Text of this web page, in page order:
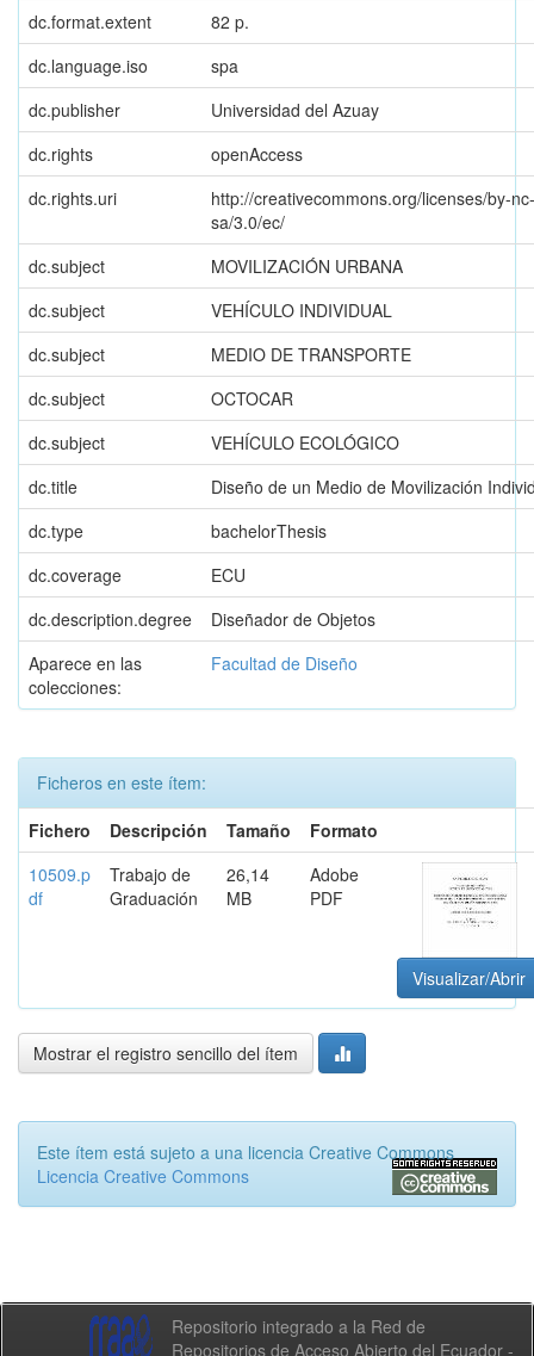
dc.format.extent
82 p.
dc.language.iso
spa
dc.publisher
Universidad del Azuay
dc.rights
openAccess
dc.rights.uri
http://creativecommons.org/licenses/by-nc-
sa/3.0/ec/
dc.subject
MOVILIZACIÓN URBANA
dc.subject
VEHÍCULO INDIVIDUAL
dc.subject
MEDIO DE TRANSPORTE
dc.subject
OCTOCAR
dc.subject
VEHÍCULO ECOLÓGICO
dc.title
Diseño de un Medio de Movilización
dc.type
bachelorThesis
dc.coverage
ECU
dc.description.degree
Diseñador de Objetos
Aparece en las
colecciones:
Facultad de Diseño
Ficheros en este ítem:
Fichero
Descripción Tamaño
Formato
10509.p
df
Trabajo de
Graduación
26,14
MB
Adobe
PDF
Visualizar/Abrir
Mostrar el registro sencillo del ítem
Este ítem está sujeto a una licencia Creative Commons
Licencia Creative Commons
Repositorio integrado a la Red de
Repositorios de Acceso Abierto del Ecuador -